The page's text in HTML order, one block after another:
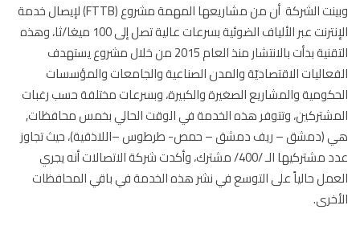
وبينت الشركة أن من مشاريعها المهمة مشروع (FTTB) لإيصال خدمة
الإنترنت عبر الألياف الضوئية بسرعات عالية تصل إلى 100 ميغا/ثا، وهذه
التقنية بدأت بالانتشار منذ العام 2015 من خلال مشروع يستهدف
الاقتصاديّة والمدن الصناعية والجامعات والمؤسسات
والمشاريع الصغيرة والكبيرة، وبسرعات مختلفة حسب رغبات
وتتوفر هذه الخدمة في الوقت الحالي بخمس محافظات,
(دمشق – ريف دمشق – حمص- طرطوس –اللاذقية)، حيث تجاوز
عدد مشتركيها الـ /400/ مشترك، وأكدت شركة الاتصالات أنه يجري
حالياً على التوسع في نشر هذه الخدمة في باقي المحافظات